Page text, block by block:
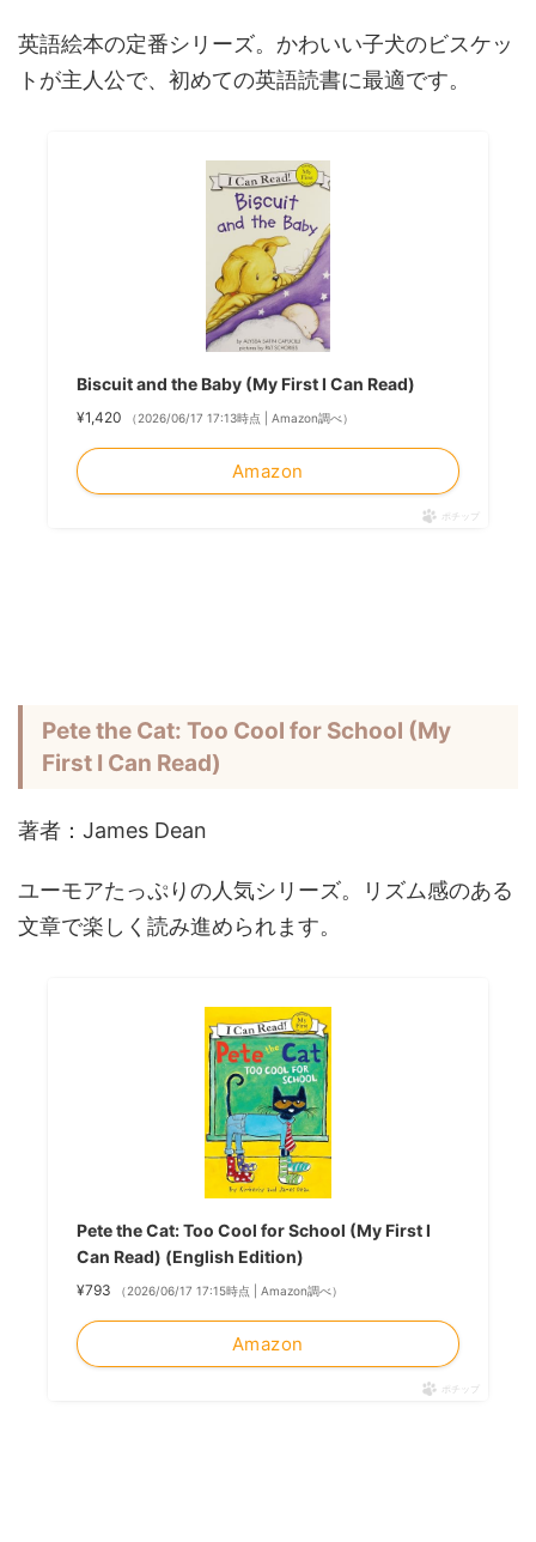
英語絵本の定番シリーズ。かわいい子犬のビスケッ
トが主人公で、初めての英語読書に最適です。
Biscuit and the Baby (My First I Can Read)
¥1,420 （2026/06/17 17:13時点 | Amazon調べ）
Amazon
ポチップ
Pete the Cat: Too Cool for School (My
First I Can Read)
著者：James Dean
ユーモアたっぷりの人気シリーズ。リズム感のある
文章で楽しく読み進められます。
Pete the Cat: Too Cool for School (My First I
Can Read) (English Edition)
¥793 （2026/06/17 17:15時点 | Amazon調べ）
Amazon
ポチップ